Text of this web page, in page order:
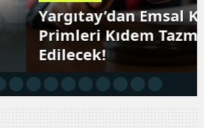
Emsal Karar: Satış
Tazminatına Dahil